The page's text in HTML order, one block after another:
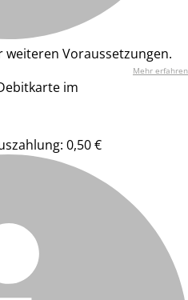
Voraussetzungen.
Mehr erfahren
im
0,50 €